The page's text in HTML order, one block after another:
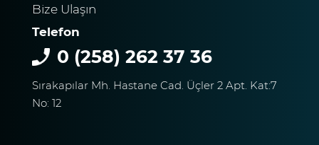
Bize Ulaşın
Telefon
0 (258) 262 37 36
Sırakapılar Mh. Hastane Cad. Üçler 2 Apt. Kat:7
No: 12